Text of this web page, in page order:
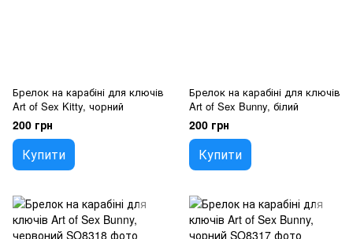
Брелок на карабіні для ключів
Art of Sex Kitty, чорний
200 грн
Купити
Брелок на карабіні для ключів
Art of Sex Bunny, білий
200 грн
Купити